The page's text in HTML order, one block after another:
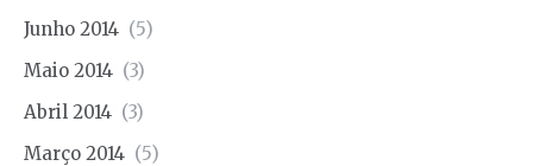
Junho 2014 (5)
Maio 2014 (3)
Abril 2014 (3)
Março 2014 (5)